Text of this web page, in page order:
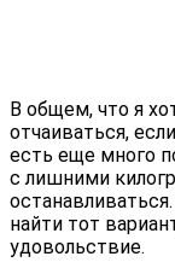
В общем, что я
отчаиваться,
есть еще много
с лишними
найти тот
удовольствие.